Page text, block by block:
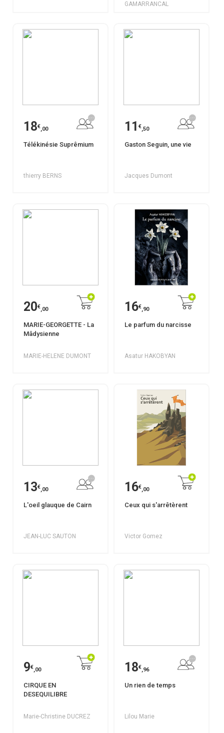
GAMARRANCAL
18€,00
Télékinésie Suprêmium
thierry BERNS
11 €,50
Gaston Seguin, une vie
Jacques Dumont
20€,00
MARIE-GEORGETTE - La
Mâdysienne
MARIE-HELENE DUMONT
16€,90
Le parfum du narcisse
Asatur HAKOBYAN
13€,00
L'oeil glauque de Cairn
JEAN-LUC SAUTON
16€,00
Ceux qui s'arrêtèrent
Victor Gomez
9€,00
CIRQUE EN
DESEQUILIBRE
Marie-Christine DUCREZ
18€,96
Un rien de temps
Lilou Marie